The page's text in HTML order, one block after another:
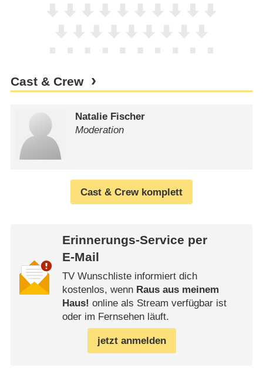
Cast & Crew
Natalie Fischer
Moderation
Cast & Crew komplett
Erinnerungs-Service per
E-Mail
TV Wunschliste informiert dich
kostenlos, wenn Raus aus meinem
Haus! online als Stream verfügbar ist
oder im Fernsehen läuft.
jetzt anmelden